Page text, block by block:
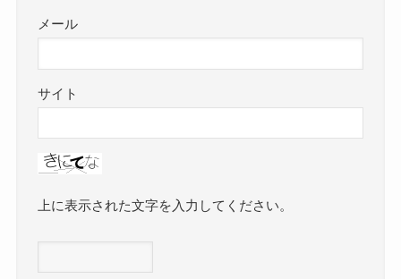
メール
サイト
上に表示された文字を入力してください。